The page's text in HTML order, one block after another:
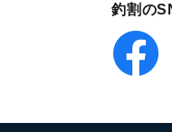
釣割の